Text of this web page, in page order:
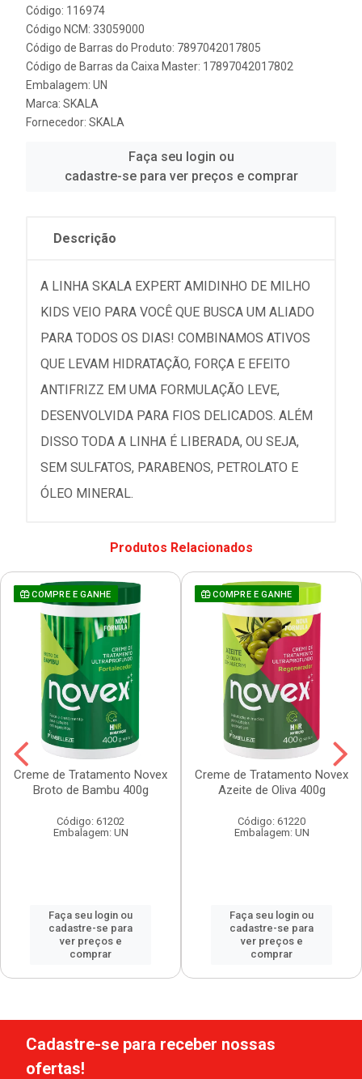
Código: 116974
Código NCM: 33059000
Código de Barras do Produto: 7897042017805
Código de Barras da Caixa Master: 17897042017802
Embalagem: UN
Marca: SKALA
Fornecedor: SKALA
Faça seu login ou
cadastre-se para ver preços e comprar
Descrição
A LINHA SKALA EXPERT AMIDINHO DE MILHO
KIDS VEIO PARA VOCÊ QUE BUSCA UM ALIADO
PARA TODOS OS DIAS! COMBINAMOS ATIVOS
QUE LEVAM HIDRATAÇÃO, FORÇA E EFEITO
ANTIFRIZZ EM UMA FORMULAÇÃO LEVE,
DESENVOLVIDA PARA FIOS DELICADOS. ALÉM
DISSO TODA A LINHA É LIBERADA, OU SEJA,
SEM SULFATOS, PARABENOS, PETROLATO E
ÓLEO MINERAL.
Produtos Relacionados
COMPRE E GANHE
Creme de Tratamento Novex
Broto de Bambu 400g
Código: 61202
Embalagem: UN
Faça seu login ou
cadastre-se para
ver preços e
comprar
COMPRE E GANHE
Creme de Tratamento Novex
Azeite de Oliva 400g
Código: 61220
Embalagem: UN
Faça seu login ou
cadastre-se para
ver preços e
comprar
Cadastre-se para receber nossas
ofertas!